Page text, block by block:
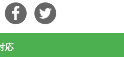
応